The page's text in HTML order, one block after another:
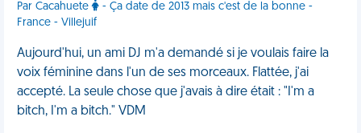
Par Cacahuete
- Ça date de 2013 mais c'est de la bonne -
France - Villejuif
Aujourd'hui, un ami DJ m'a demandé si je voulais faire la
voix féminine dans l'un de ses morceaux. Flattée, j'ai
accepté. La seule chose que j'avais à dire était : "I'm a
bitch, I'm a bitch." VDM